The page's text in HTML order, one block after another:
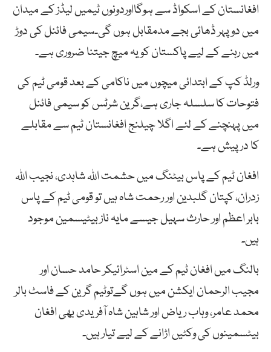
افغانستان کے اسکواڈ سے ہوگااوردونوں ٹیمیں لیڈز کے میدان
میں دوپہر ڈھائی بجے مدمقابل ہوں گی۔سیمی فائنل کی دوڑ
میں رہنے کے لیے پاکستان کو یہ میچ جیتنا ضروری ہے۔
ورلڈ کپ کے ابتدائی میچوں میں ناکامی کے بعد قومی ٹیم کی
فتوحات کا سلسلہ جاری ہے،گرین شرٹس کو سیمی فائنل
میں پہنچنے کے لئے اگلا چیلنج افغانستان ٹیم سے مقابلے
کا درپیش ہے۔
افغان ٹیم کے پاس بیٹنگ میں حشمت اللہ شاہدی، نجیب اللہ
زدران، کپتان گلبدین اور رحمت شاہ ہیں تو قومی ٹیم کے پاس
بابر اعظم اور حارث سہیل جیسے مایہ ناز بیٹیسمین موجود
ہیں۔
بالنگ میں افغان ٹیم کے مین اسٹرائیکر حامد حسان اور
مجیب الرحمان ایکشن میں ہوں گےتوٹیم گرین کے فاسٹ بالر
محمد عامر، وہاب ریاض اور شاہین شاہ آفریدی بھی افغان
بیٹسمینوں کی وکٹیں اڑانے کے لیے تیار ہیں۔